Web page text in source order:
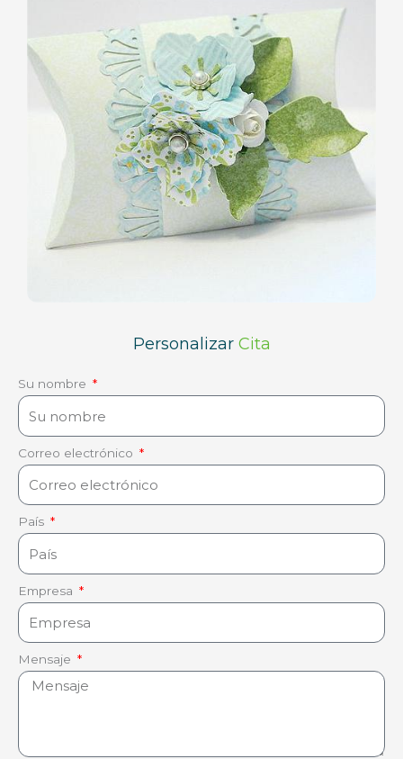
Personalizar Cita
Su nombre
Correo electrónico
País
Empresa
Mensaje